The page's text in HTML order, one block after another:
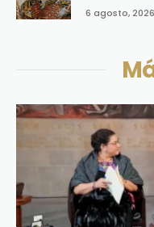
6 agosto, 2026